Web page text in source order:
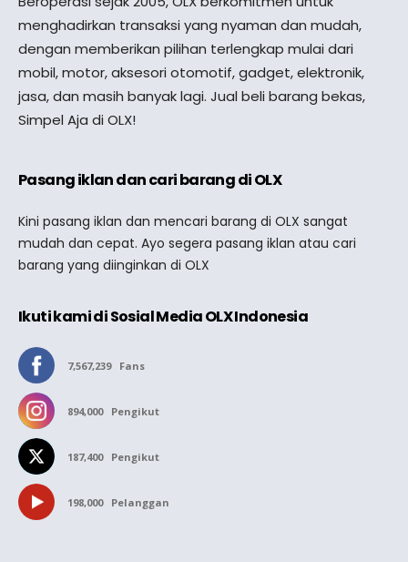
menghadirkan transaksi yang nyaman dan mudah,
dengan memberikan pilihan terlengkap mulai dari
mobil, motor, aksesori otomotif, gadget, elektronik,
jasa, dan masih banyak lagi. Jual beli barang bekas,
Simpel Aja di OLX!
Pasang iklan dan cari barang di OLX
Kini pasang iklan dan mencari barang di OLX sangat
mudah dan cepat. Ayo segera pasang iklan atau cari
barang yang diinginkan di OLX
Ikuti kami di Sosial Media OLX Indonesia
7,567,239 Fans
894,000 Pengikut
187,400 Pengikut
198,000 Pelanggan